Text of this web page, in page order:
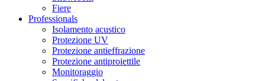
Fiere
Professionals
Isolamento acustico
Protezione UV
Protezione antieffrazione
Protezione antiproiettile
Monitoraggio